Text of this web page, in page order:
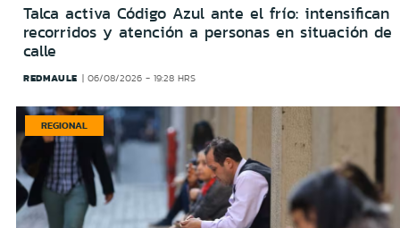
Talca activa Código Azul ante el frío: intensifican
recorridos y atención a personas en situación de
calle
REDMAULE 06/08/2026 - 19:28 HRS
REGIONAL